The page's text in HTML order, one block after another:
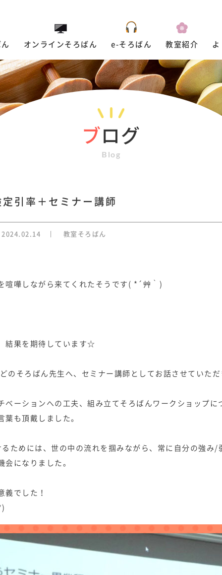
オンラインそろばん e-そろばん 教室紹介 よ
ブログ
Blog
定引率＋セミナー講師
2024.02.14 教室そろばん
喧嘩しながら来てくれたそうです( *´艸｀)
結果を期待しています☆
のそろばん先生へ、セミナー講師としてお話させていた
ベーションへの工夫、組み立てそろばんワークショップに
葉も頂戴しました。
ためには、世の中の流れを掴みながら、常に自分の強み/
会になりました。
義でした！